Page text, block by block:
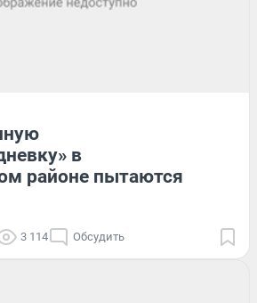
в
районе пытаются
3 114 Обсудить